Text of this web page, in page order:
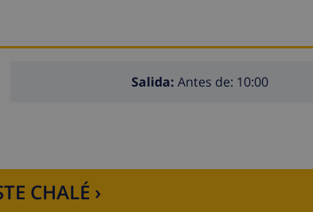
Salida: Antes de: 10:00
CHALÉ ›